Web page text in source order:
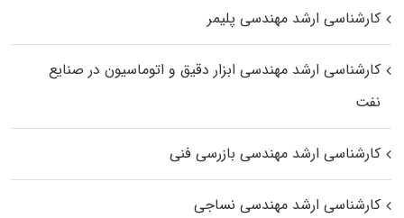
کارشناسی ارشد مهندسی پلیمر
کارشناسی ارشد مهندسی ابزار دقیق و اتوماسیون در صنایع
نفت
کارشناسی ارشد مهندسی بازرسی فنی
کارشناسی ارشد مهندسی نساجی